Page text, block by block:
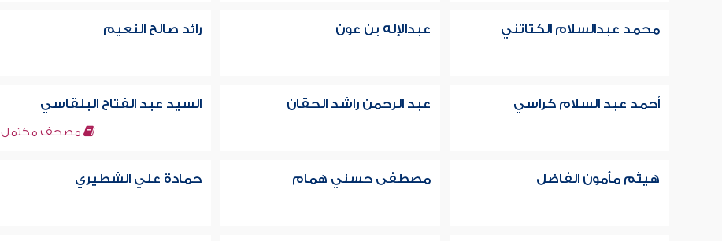
محمد عبدالسلام الكتاتني عبدالإله بن عون رائد صالح النعيم
أحمد عبد السلام كراسي عبد الرحمن راشد الحقان السيد عبد الفتاح البلقاسي
مصحف مكتمل
هيثم مأمون الفاضل مصطفى حسني همام حمادة علي الشطيري